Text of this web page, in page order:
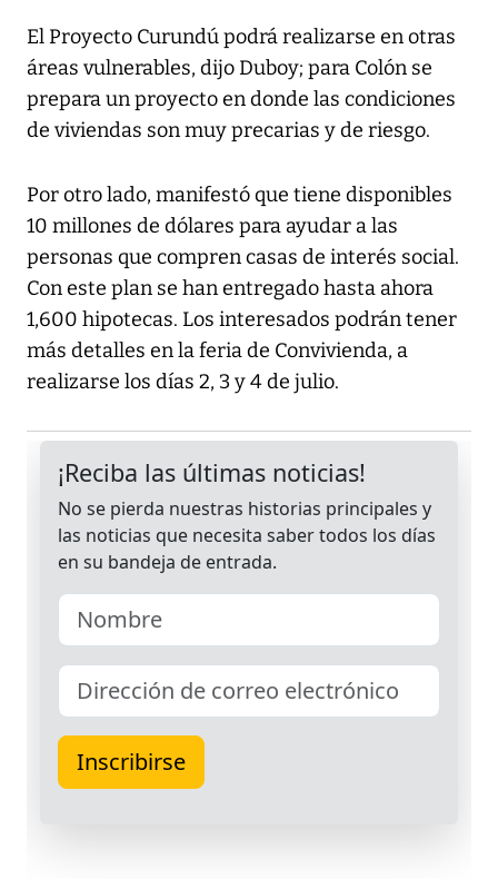
El Proyecto Curundú podrá realizarse en otras
áreas vulnerables, dijo Duboy; para Colón se
prepara un proyecto en donde las condiciones
de viviendas son muy precarias y de riesgo.
Por otro lado, manifestó que tiene disponibles
10 millones de dólares para ayudar a las
personas que compren casas de interés social.
Con este plan se han entregado hasta ahora
1,600 hipotecas. Los interesados podrán tener
más detalles en la feria de Convivienda, a
realizarse los días 2, 3 y 4 de julio.